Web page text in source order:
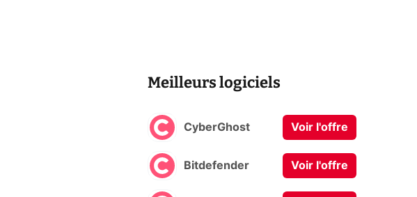
Meilleurs logiciels
CyberGhost Voir l'offre
Bitdefender Voir l'offre